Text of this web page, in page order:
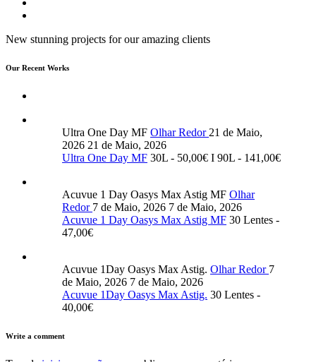
New stunning projects for our amazing clients
Our Recent Works
Ultra One Day MF Olhar Redor 21 de Maio,
2026 21 de Maio, 2026
Ultra One Day MF 30L - 50,00€ I 90L - 141,00€
Acuvue 1 Day Oasys Max Astig MF Olhar
Redor 7 de Maio, 2026 7 de Maio, 2026
Acuvue 1 Day Oasys Max Astig MF 30 Lentes -
47,00€
Acuvue 1Day Oasys Max Astig. Olhar Redor 7
de Maio, 2026 7 de Maio, 2026
Acuvue 1Day Oasys Max Astig. 30 Lentes -
40,00€
Write a comment